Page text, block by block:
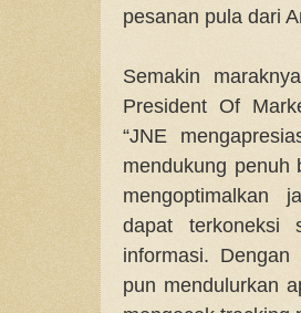
pesanan pula dari
Semakin
President Of
“JNE
mendukung
mengoptimalkan
dapat terkoneksi
informasi.
pun mendulurkan